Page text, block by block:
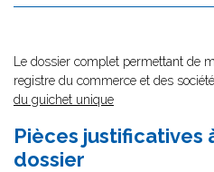
Le dossier complet permettant de
registre du commerce et des
du guichet unique
Pièces justificatives
dossier